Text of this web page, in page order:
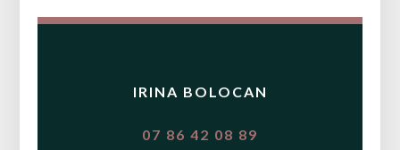
IRINA BOLOCAN
07 86 42 08 89